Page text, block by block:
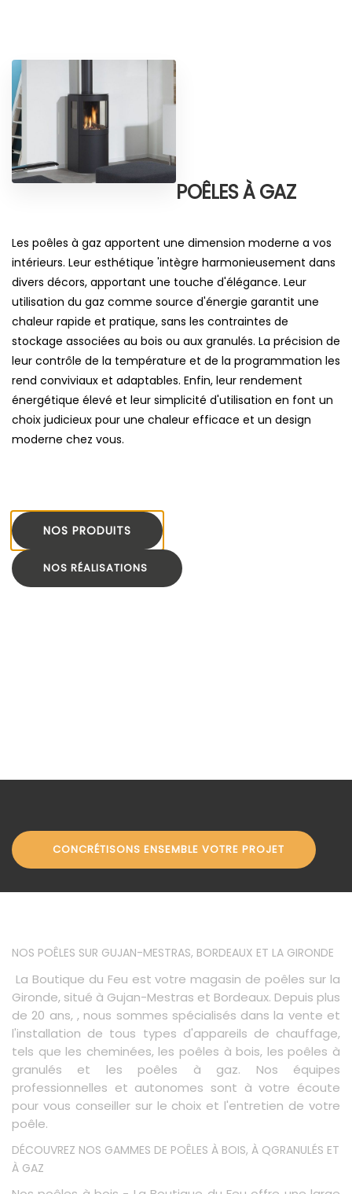
POÊLES À GAZ
Les poêles à gaz apportent une dimension moderne a vos
intérieurs. Leur esthétique 'intègre harmonieusement dans
divers décors, apportant une touche d'élégance. Leur
utilisation du gaz comme source d'énergie garantit une
chaleur rapide et pratique, sans les contraintes de
stockage associées au bois ou aux granulés. La précision de
leur contrôle de la température et de la programmation les
rend conviviaux et adaptables. Enfin, leur rendement
énergétique élevé et leur simplicité d'utilisation en font un
choix judicieux pour une chaleur efficace et un design
moderne chez vous.
NOS PRODUITS
NOS RÉALISATIONS
CONCRÉTISONS ENSEMBLE VOTRE PROJET
NOS POÊLES SUR GUJAN-MESTRAS, BORDEAUX ET LA GIRONDE
La Boutique du Feu est votre magasin de poêles sur la
Gironde, situé à Gujan-Mestras et Bordeaux. Depuis plus
de 20 ans, , nous sommes spécialisés dans la vente et
l'installation de tous types d'appareils de chauffage,
tels que les cheminées, les poêles à bois, les poêles à
granulés et les poêles à gaz. Nos équipes
professionnelles et autonomes sont à votre écoute
pour vous conseiller sur le choix et l'entretien de votre
poêle.
DÉCOUVREZ NOS GAMMES DE POÊLES À BOIS, À QGRANULÉS ET
À GAZ